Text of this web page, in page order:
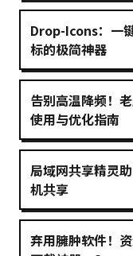
Drop-Icons：一
标的极简神器
告别高温降频！
使用与优化指南
局域网共享精灵
机共享
弃用臃肿软件！